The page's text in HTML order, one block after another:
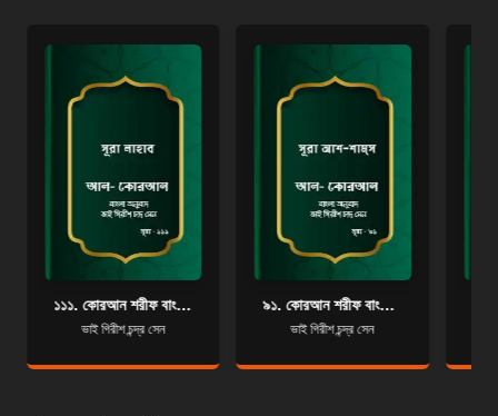
১১১. কোরআন শরীফ বাংলা অনুবাদ - সূরা আল-লাহাব
ভাই গিরীশ চন্দ্র সেন
৯১. কোরআন শরীফ বাংলা অনুবাদ - সূরা আশ-শাম্‌স
ভাই গিরীশ চন্দ্র সেন